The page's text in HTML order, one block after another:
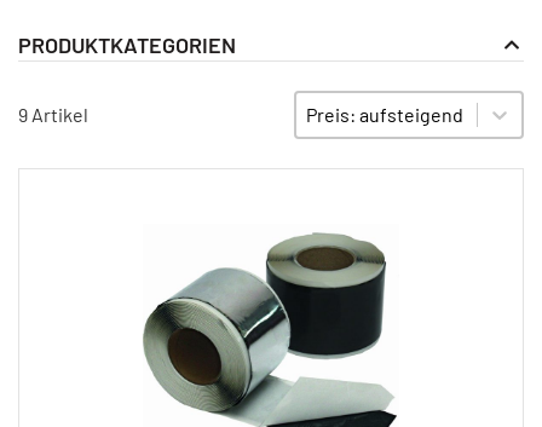
PRODUKTKATEGORIEN
9 Artikel
SORTIEREN
Sort content